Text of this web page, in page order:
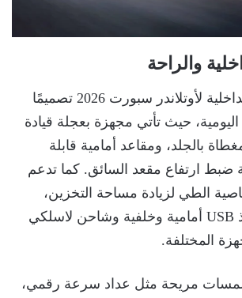
والراحة
تقدّم المقصورة الداخلية لأوتلاندر سبورت 2026 تصميمًا
اليومية، حيث تأتي مجهزة بعجلة قيادة
بالجلد، ومقاعد أمامية قابلة
ضبط ارتفاع مقعد السائق. كما تدعم
الطي لزيادة مساحة التخزين،
بالإضافة إلى منافذ USB أمامية وخلفية وشاحن لاسلكي
المختلفة.
مريحة مثل عداد سرعة رقمي،